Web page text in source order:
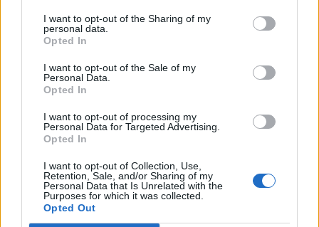
I want to opt-out of the Sharing of my
personal data.
Opted In
I want to opt-out of the Sale of my
Personal Data.
Opted In
I want to opt-out of processing my
Personal Data for Targeted Advertising.
Opted In
I want to opt-out of Collection, Use,
Retention, Sale, and/or Sharing of my
Personal Data that Is Unrelated with the
Purposes for which it was collected.
Opted Out
Tutti i documenti e servizi disponibili →
Visure Camerali - Impresa Individuale
€ 4,60 IVA inclusa